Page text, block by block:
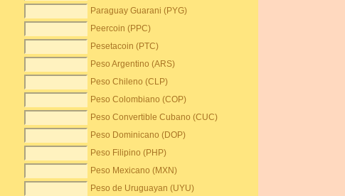
Paraguay Guarani (PYG)
Peercoin (PPC)
Pesetacoin (PTC)
Peso Argentino (ARS)
Peso Chileno (CLP)
Peso Colombiano (COP)
Peso Convertible Cubano (CUC)
Peso Dominicano (DOP)
Peso Filipino (PHP)
Peso Mexicano (MXN)
Peso de Uruguayan (UYU)